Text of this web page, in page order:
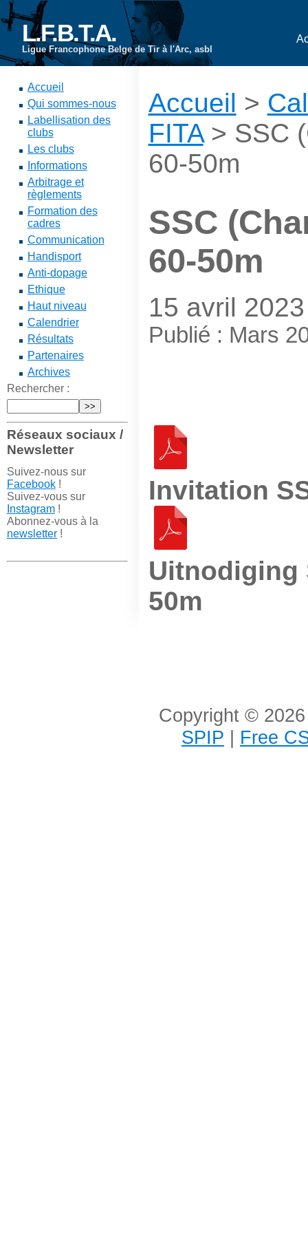
L.F.B.T.A.
Ligue Francophone Belge de Tir à l'Arc, asbl
Accueil
Qui sommes-nous
Labellisation des
clubs
Les clubs
Informations
Arbitrage et
règlements
Formation des
cadres
Communication
Handisport
Anti-dopage
Ethique
Haut niveau
Calendrier
Résultats
Partenaires
Archives
Rechercher :
Réseaux sociaux /
Newsletter
Suivez-nous sur
Facebook!
Suivez-vous sur
Instagram!
Abonnez-vous à la
newsletter!
Accueil >
FITA> SSC
60-50m
SSC
60-50m
15 avril 2023
Publié : Mars
Invitation
Uitnodiging
50m
Copyright ©
SPIP | Free